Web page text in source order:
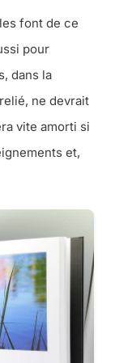
font de ce
pour
dans la
ne devrait
vite amorti si
et,